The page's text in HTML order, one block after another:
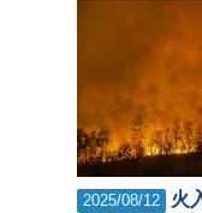
2025/08/12
火